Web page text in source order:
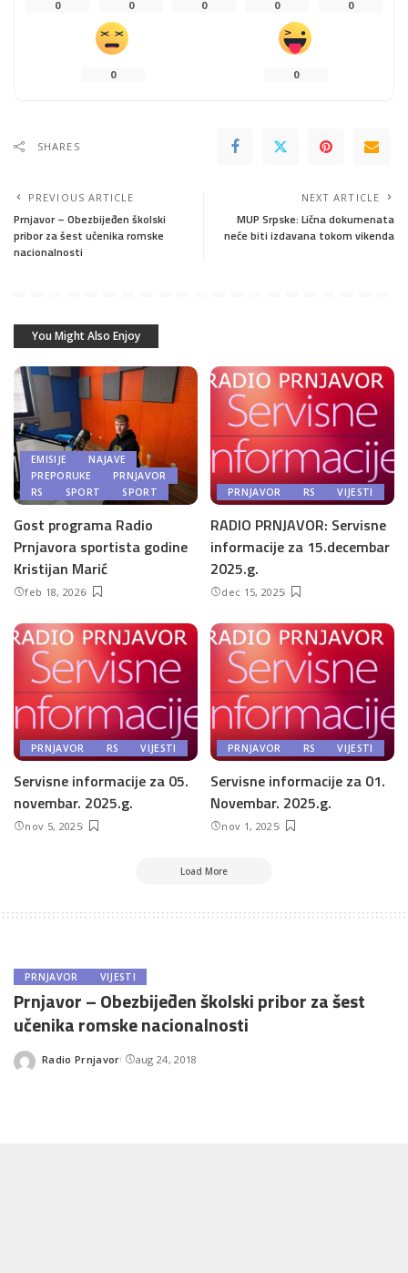
0 0 0 0 0
0 0
SHARES
PREVIOUS ARTICLE
Prnjavor – Obezbijeđen školski
pribor za šest učenika romske
nacionalnosti
NEXT ARTICLE
MUP Srpske: Lična dokumenata
neće biti izdavana tokom vikenda
You Might Also Enjoy
EMISIJE
NAJAVE
PREPORUKE
PRNJAVOR
RS
SPORT SPORT
Gost programa Radio
Prnjavora sportista godine
Kristijan Marić
feb 18, 2026
PRNJAVOR RS VIJESTI
RADIO PRNJAVOR: Servisne
informacije za 15.decembar
2025.g.
dec 15, 2025
PRNJAVOR RS VIJESTI
Servisne informacije za 05.
novembar. 2025.g.
nov 5, 2025
PRNJAVOR RS VIJESTI
Servisne informacije za 01.
Novembar. 2025.g.
nov 1, 2025
Load More
PRNJAVOR VIJESTI
Prnjavor – Obezbijeđen školski pribor za šest
učenika romske nacionalnosti
Posted
Radio Prnjavor aug 24, 2018